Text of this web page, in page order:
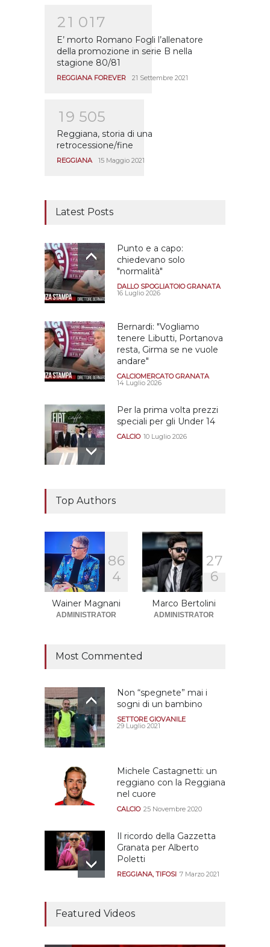
21 01 7
E’ morto Romano Fogli l’allenatore
della promozione in serie B nella
stagione 80/81
REGGIANA FOREVER 21 Settembre 2021
1 9 505
Reggiana, storia di una
retrocessione/fine
REGGIANA 15 Maggio 2021
Latest Posts
Punto e a capo:
chiedevano solo
"normalità"
DALLO SPOGLIATOIO GRANATA
16 Luglio 2026
Bernardi: "Vogliamo
tenere Libutti, Portanova
resta, Girma se ne vuole
andare"
CALCIOMERCATO GRANATA
14 Luglio 2026
Per la prima volta prezzi
speciali per gli Under 14
CALCIO 10 Luglio 2026
Sono solo sette le
squadre che sono state
promosse la stagione
successiva alla
retrocessione
Top Authors
86
4
Wainer Magnani
ADMINISTRATOR
27
6
Marco Bertolini
ADMINISTRATOR
Most Commented
Non “spegnete” mai i
sogni di un bambino
SETTORE GIOVANILE
29 Luglio 2021
Michele Castagnetti: un
reggiano con la Reggiana
nel cuore
CALCIO 25 Novembre 2020
Il ricordo della Gazzetta
Granata per Alberto
Poletti
REGGIANA,TIFOSI 7 Marzo 2021
assistere agli allenamenti
Featured Videos